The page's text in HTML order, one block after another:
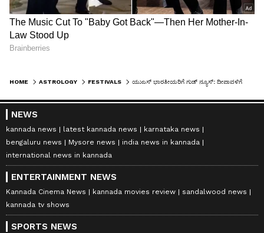
HOME ASTROLOGY FESTIVALS
NEWS
kannada news latest kannada news
karnataka news
bengaluru news
Mysore news
india news in kannada
international news in kannada
ENTERTAINMENT NEWS
Kannada Cinema News kannada movies review
sandalwood news
kannada tv shows
SPORTS NEWS